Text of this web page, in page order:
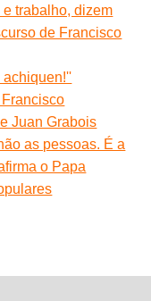
trabalho, dizem
de Francisco
achiquen!''
Francisco
Juan Grabois
as pessoas. É a
o Papa